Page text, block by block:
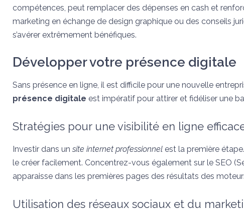
compétences, peut remplacer des dépenses en cash et
marketing en échange de design graphique ou des conseils
s’avérer extrêmement bénéfiques.
Développer votre présence digitale
Sans présence en ligne, il est difficile pour une nouvelle
présence digitale est impératif pour attirer et fidéliser une
Stratégies pour une visibilité en ligne
Investir dans un site internet professionnel est la première
le créer facilement. Concentrez-vous également sur le SEO
apparaisse dans les premières pages des résultats des
Utilisation des réseaux sociaux et du